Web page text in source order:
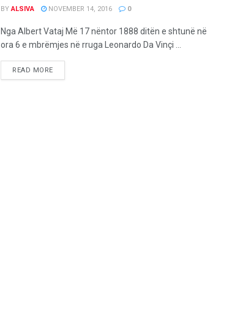
BY ALSIVA NOVEMBER 14, 2016 0
Nga Albert Vataj Më 17 nëntor 1888 ditën e shtunë në
ora 6 e mbrëmjes në rruga Leonardo Da Vinçi ...
READ MORE